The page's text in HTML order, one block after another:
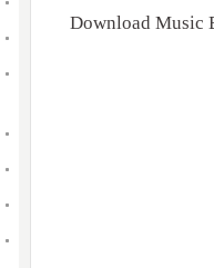
Download Music